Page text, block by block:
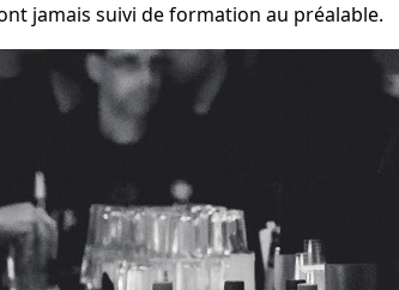
jamais suivi de formation au préalable.